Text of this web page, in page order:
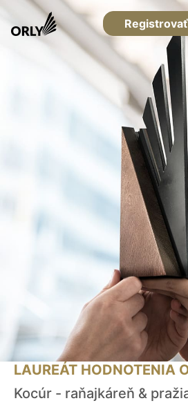
LAUREÁT HODNOTENIA
Kocúr - raňajkáreň &